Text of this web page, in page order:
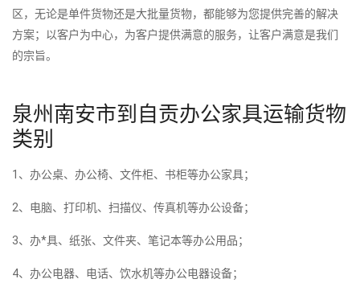
区，无论是单件货物还是大批量货物，都能够为您提供完善的解决
方案；以客户为中心，为客户提供满意的服务，让客户满意是我们
的宗旨。
泉州南安市到自贡办公家具运输货物
类别
1、办公桌、办公椅、文件柜、书柜等办公家具；
2、电脑、打印机、扫描仪、传真机等办公设备；
3、办*具、纸张、文件夹、笔记本等办公用品；
4、办公电器、电话、饮水机等办公电器设备；